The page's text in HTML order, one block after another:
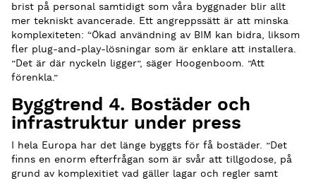
brist på personal samtidigt som våra byggnader blir allt
mer tekniskt avancerade. Ett angreppssätt är att minska
komplexiteten: “Ökad användning av BIM kan bidra, liksom
fler plug-and-play-lösningar som är enklare att installera.
”Det är där nyckeln ligger”, säger Hoogenboom. ”Att
förenkla.”
Byggtrend 4. Bostäder och
infrastruktur under press
I hela Europa har det länge byggts för få bostäder. ”Det
finns en enorm efterfrågan som är svår att tillgodose, på
grund av komplexitiet vad gäller lagar och regler samt